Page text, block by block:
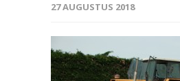
27 AUGUSTUS 2018